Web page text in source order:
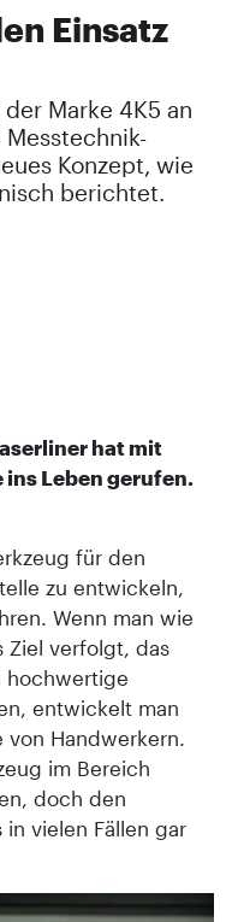
Einsatz
Marke 4K5 an
Konzept, wie
berichtet.
hat mit
ins Leben gerufen.
für den
zu entwickeln,
Wenn man wie
Ziel verfolgt, das
hochwertige
entwickelt man
Handwerkern.
im Bereich
doch den
vielen Fällen gar